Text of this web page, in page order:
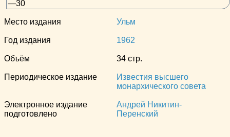
Место издания Ульм
Год издания 1962
Объём 34 стр.
Периодическое издание
Известия высшего
монархического совета
Электронное издание
подготовлено
Андрей Никитин-
Перенский